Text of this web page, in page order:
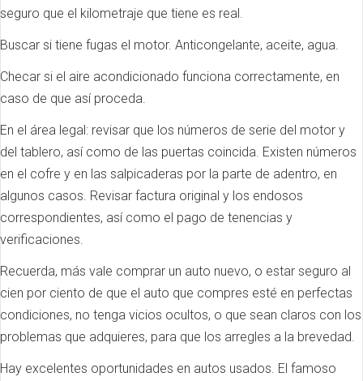
seguro que el kilometraje que tiene es real.
Buscar si tiene fugas el motor. Anticongelante, aceite, agua.
Checar si el aire acondicionado funciona correctamente, en
caso de que así proceda.
En el área legal: revisar que los números de serie del motor y
del tablero, así como de las puertas coincida. Existen números
en el cofre y en las salpicaderas por la parte de adentro, en
algunos casos. Revisar factura original y los endosos
correspondientes, así como el pago de tenencias y
verificaciones.
Recuerda, más vale comprar un auto nuevo, o estar seguro al
cien por ciento de que el auto que compres esté en perfectas
condiciones, no tenga vicios ocultos, o que sean claros con los
problemas que adquieres, para que los arregles a la brevedad.
Hay excelentes oportunidades en autos usados. El famoso